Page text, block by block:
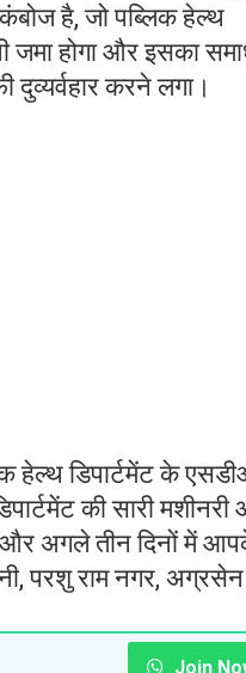
है, जो पब्लिक हेल्थ
जमा होगा और इसका
दुव्यर्वहार करने लगा।
हेल्थ डिपार्टमेंट के
की सारी मशीनरी
और अगले तीन दिनों में
परशु राम नगर, अग्रसेन
Join